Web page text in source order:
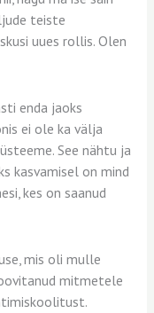
teiste
uues rollis. Olen
enda jaoks
ei ole ka välja
See nähtu ja
kasvamisel on mind
kes on saanud
mis oli mulle
mitmetele